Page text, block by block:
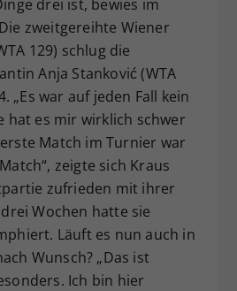
drei ist, bewies im
zweitgereihte Wiener
129) schlug die
Anja Stanković (WTA
„Es war auf jeden Fall kein
hat es mir wirklich schwer
Match im Turnier war
zeigte sich Kraus
zufrieden mit ihrer
Wochen hatte sie
Läuft es nun auch in
Wunsch? „Das ist
Ich bin hier